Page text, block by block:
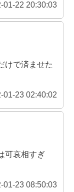
01-22 20:30:03
けで済ませた
01-23 02:40:02
可哀相すぎ
01-23 08:50:03